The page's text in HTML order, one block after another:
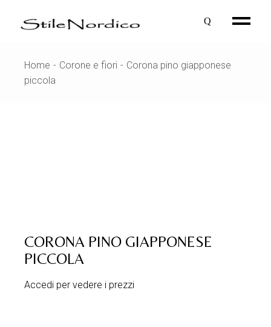
content
Home Corone e fiori
Corona pino giapponese
piccola
CORONA PINO GIAPPONESE
PICCOLA
Accedi per vedere i prezzi